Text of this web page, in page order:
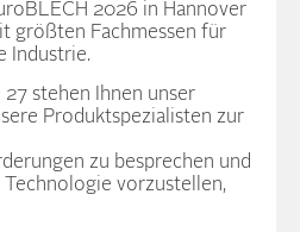
2026 in Hannover
größten Fachmessen für
Industrie.
stehen Ihnen unser
Produktspezialisten zur
zu besprechen und
Technologie vorzustellen,